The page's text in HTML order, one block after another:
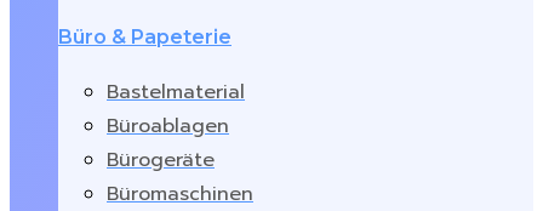
Büro & Papeterie
Bastelmaterial
Büroablagen
Bürogeräte
Büromaschinen